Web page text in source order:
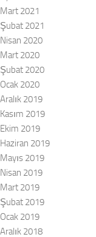
Mart 2021
Şubat 2021
Nisan 2020
Mart 2020
Şubat 2020
Ocak 2020
Aralık 2019
Kasım 2019
Ekim 2019
Haziran 2019
Mayıs 2019
Nisan 2019
Mart 2019
Şubat 2019
Ocak 2019
Aralık 2018